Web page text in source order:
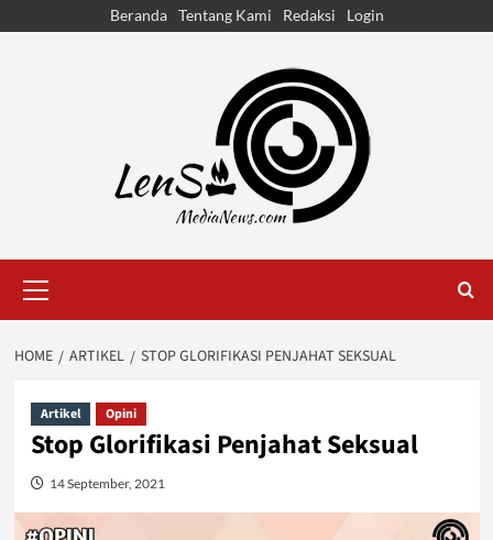
Beranda Tentang Kami Redaksi Login
Menu
HOME ARTIKEL STOP GLORIFIKASI PENJAHAT SEKSUAL
Artikel Opini
Stop Glorifikasi Penjahat Seksual
14 September, 2021